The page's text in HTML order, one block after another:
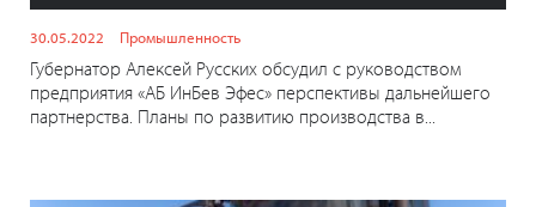
30.05.2022 Промышленность
Губернатор Алексей Русских обсудил с руководством
предприятия «АБ ИнБев Эфес» перспективы дальнейшего
партнерства. Планы по развитию производства в...